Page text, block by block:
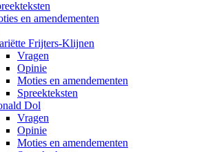
en amendementen
Frijters-Klijnen
Vragen
Opinie
Moties en amendementen
Spreekteksten
Dol
Vragen
Opinie
Moties en amendementen